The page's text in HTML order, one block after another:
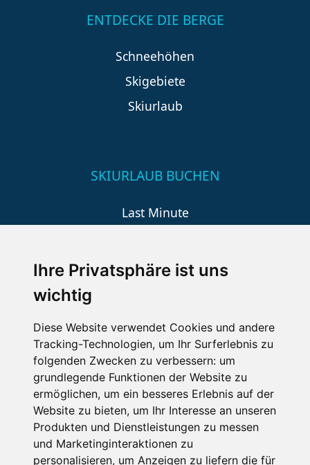
Ihre Privatsphäre ist uns
wichtig
Diese Website verwendet Cookies und andere
Tracking-Technologien, um Ihr Surferlebnis zu
folgenden Zwecken zu verbessern: um
grundlegende Funktionen der Website zu
ermöglichen, um ein besseres Erlebnis auf der
Website zu bieten, um Ihr Interesse an unseren
Produkten und Dienstleistungen zu messen
und Marketinginteraktionen zu
personalisieren, um Anzeigen zu liefern die für
ENTDECKE DIE BERGE
Schneehöhen
Skigebiete
Skiurlaub
SKIURLAUB BUCHEN
Last Minute
Wellness
SCHNEEHÖHEN SKI APP
Die Schneehoehen Ski APP für iOS und Android - Ein
Muss für alle Wintersportler und Schneefreaks!